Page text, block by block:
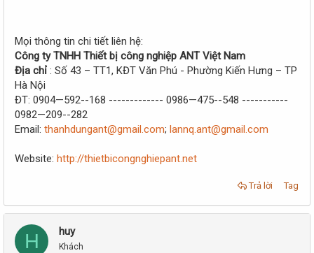
Mọi thông tin chi tiết liên hệ:
Công ty TNHH Thiết bị công nghiệp ANT Việt Nam
Địa chỉ : Số 43 – TT1, KĐT Văn Phú - Phường Kiến Hưng – TP
Hà Nội
ĐT: 0904—592--168 ------------- 0986—475--548 -----------
0982—209--282
Email: thanhdungant@gmail.com; lannq.ant@gmail.com
Website: http://thietbicongnghiepant.net
Trả lời Tag
H huy
Khách